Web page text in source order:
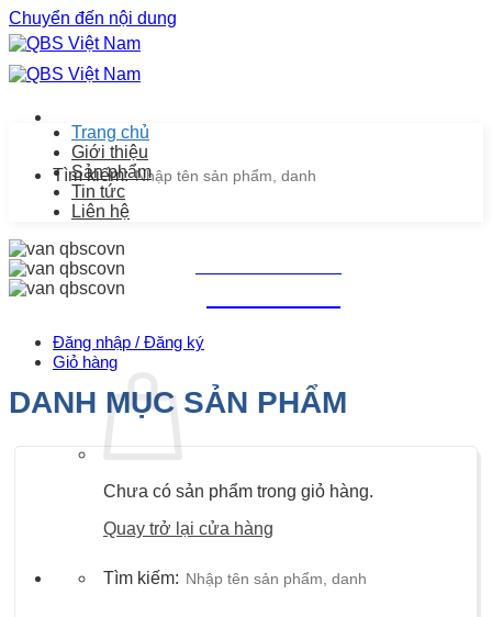
Chuyển đến nội dung
Tìm kiếm:
Đăng nhập / Đăng ký
Giỏ hàng
Chưa có sản phẩm trong giỏ hàng.
Quay trở lại cửa hàng
Tìm kiếm:
Trang chủ
Giới thiệu
Sản phẩm
Tin tức
Liên hệ
DANH MỤC SẢN PHẨM